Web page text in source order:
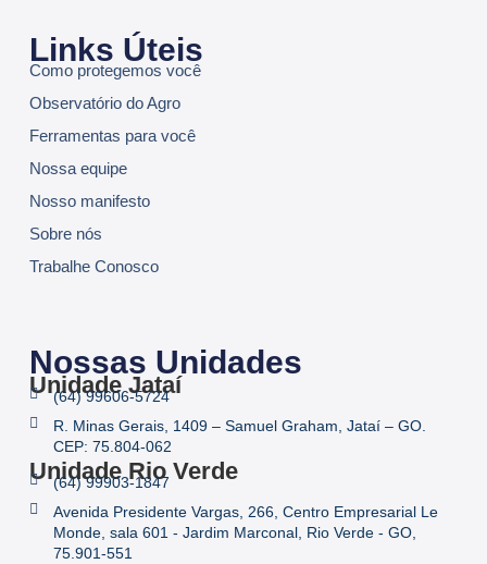
Links Úteis
Como protegemos você
Observatório do Agro
Ferramentas para você
Nossa equipe
Nosso manifesto
Sobre nós
Trabalhe Conosco
Nossas Unidades
Unidade Jataí
(64) 99606-5724
R. Minas Gerais, 1409 – Samuel Graham, Jataí – GO.
CEP: 75.804-062
Unidade Rio Verde
(64) 99903-1847
Avenida Presidente Vargas, 266, Centro Empresarial Le
Monde, sala 601 - Jardim Marconal, Rio Verde - GO,
75.901-551